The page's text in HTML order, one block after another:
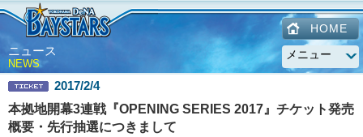
HOME
ニュース
NEWS
2017/2/4
本拠地開幕3連戦『OPENING SERIES 2017』チケット発売
概要・先行抽選につきまして